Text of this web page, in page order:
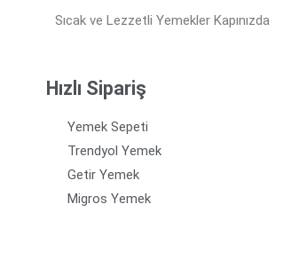
Sıcak ve Lezzetli Yemekler Kapınızda
Hızlı Sipariş
Yemek Sepeti
Trendyol Yemek
Getir Yemek
Migros Yemek